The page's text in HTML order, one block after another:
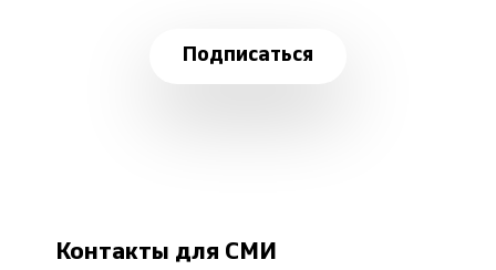
Подписаться
Контакты для СМИ